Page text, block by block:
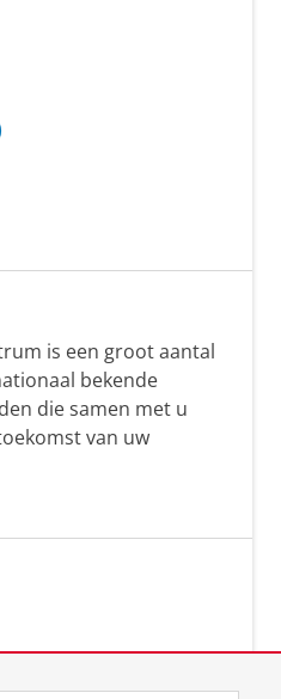
is een groot aantal
bekende
die samen met u
van uw